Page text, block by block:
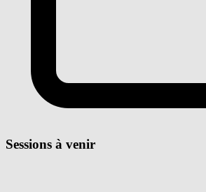
Sessions à venir